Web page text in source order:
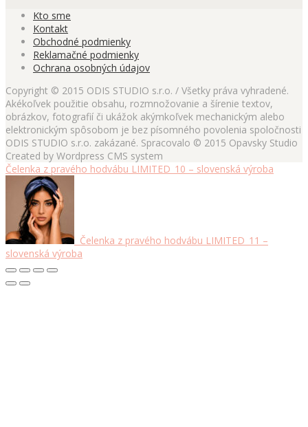
Kto sme
Kontakt
Obchodné podmienky
Reklamačné podmienky
Ochrana osobných údajov
Copyright © 2015 ODIS STUDIO s.r.o. / Všetky práva vyhradené.
Akékoľvek použitie obsahu, rozmnožovanie a šírenie textov,
obrázkov, fotografií či ukážok akýmkoľvek mechanickým alebo
elektronickým spôsobom je bez písomného povolenia spoločnosti
ODIS STUDIO s.r.o. zakázané. Spracovalo © 2015 Opavsky Studio
Created by Wordpress CMS system
Čelenka z pravého hodvábu LIMITED_10 – slovenská výroba
Čelenka z pravého hodvábu LIMITED_11 –
slovenská výroba